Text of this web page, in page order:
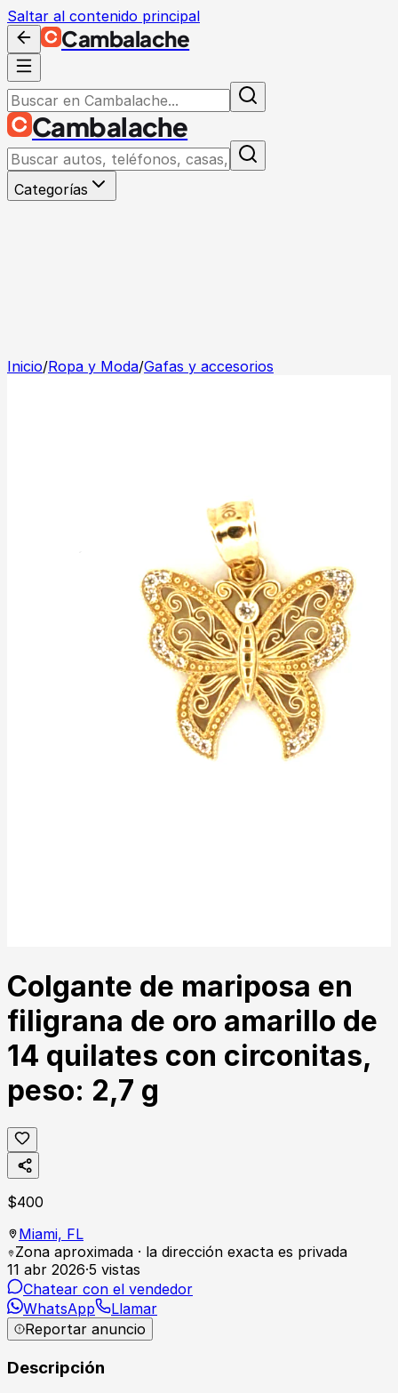
Saltar al contenido principal
Cambalache
Cambalache
Categorías
Inicio/Ropa y Moda/Gafas y accesorios
Colgante de mariposa en
filigrana de oro amarillo de
14 quilates con circonitas,
peso: 2,7 g
$400
Miami, FL
Zona aproximada · la dirección exacta es privada
11 abr 2026·5 vistas
Chatear con el vendedor
WhatsApp
Llamar
Reportar anuncio
Descripción